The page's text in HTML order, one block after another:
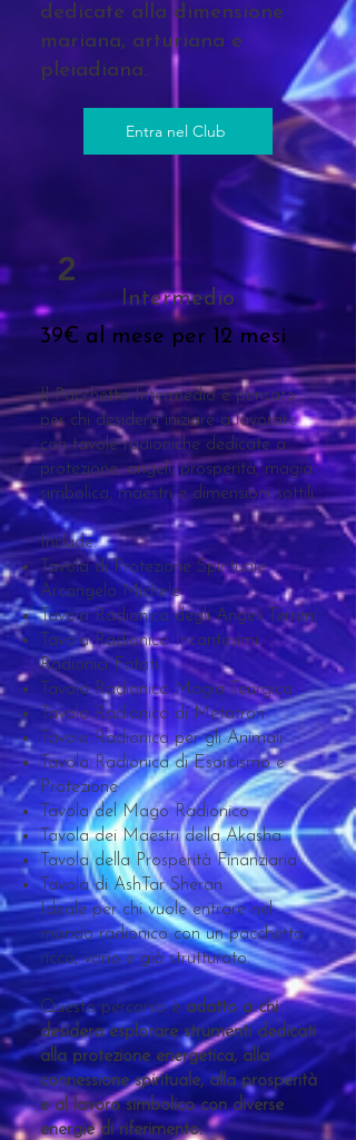
dedicate alla dimensione
mariana, arturiana e
pleiadiana.
Entra nel Club
Intermedio
39€ al mese per 12 mesi
Il Pacchetto Intermedio è pensato
per chi desidera iniziare a lavorare
con tavole radioniche dedicate a
protezione, angeli, prosperità, magia
simbolica, maestri e dimensioni sottili.
Include:
Tavola di Protezione Spirituale
Arcangelo Michele
Tavola Radionica degli Angeli Terreni
Tavola Radionica Incantesimi
Radionici Fatati
Tavola Radionica Magia Teurgica
Tavola Radionica di Metatron
Tavola Radionica per gli Animali
Tavola Radionica di Esorcismo e
Protezione
Tavola del Mago Radionico
Tavola dei Maestri della Akasha
Tavola della Prosperità Finanziaria
Tavola di AshTar Sheran
Ideale per chi vuole entrare nel
mondo radionico con un pacchetto
ricco, vario e già strutturato.
Questo percorso èadatto a chi
desidera esplorare strumenti dedicati
alla protezione energetica, alla
connessione spirituale, alla prosperità
e al lavoro simbolico con diverse
energie di riferimento.
2